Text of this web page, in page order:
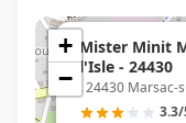
Mister Minit
l'Isle - 24430
, 24430 Marsac-
+
−